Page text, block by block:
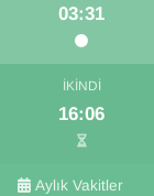
03:31
İKINDI
16:06
Aylık Vakitler